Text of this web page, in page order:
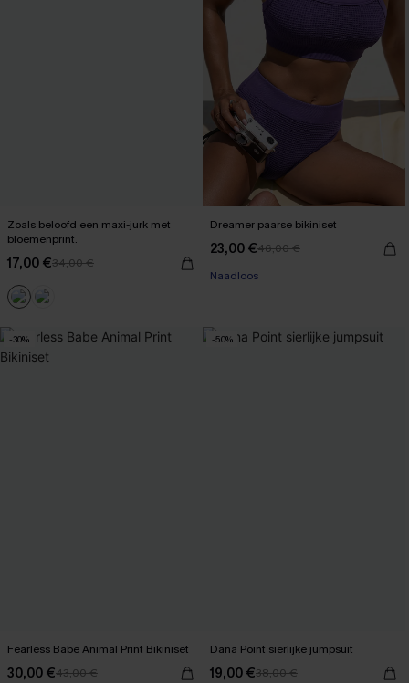
Zoals beloofd een maxi-jurk met
bloemenprint.
17,00 €34,00 €
Dreamer paarse bikiniset
23,00 €46,00 €
Naadloos
-30%
Fearless Babe Animal Print Bikiniset
30,00 €43,00 €
-50%
Dana Point sierlijke jumpsuit
19,00 €38,00 €